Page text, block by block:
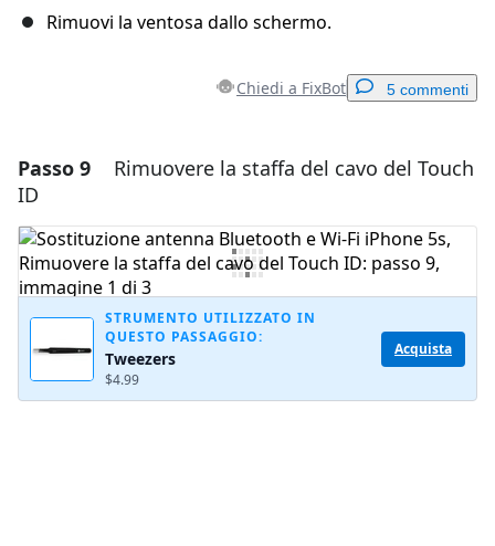
Rimuovi la ventosa dallo schermo.
Chiedi a FixBot 5 commenti
Aggiungi un commento
Aggiungi Commento
Annulla Pubblica commento
Passo 9
Rimuovere la staffa del cavo del Touch
ID
STRUMENTO UTILIZZATO IN
QUESTO PASSAGGIO:
Tweezers
$4.99
Acquista